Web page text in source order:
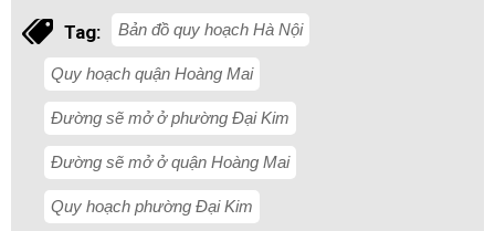
Tag: Bản đồ quy hoạch Hà Nội
Quy hoạch quận Hoàng Mai
Đường sẽ mở ở phường Đại Kim
Đường sẽ mở ở quận Hoàng Mai
Quy hoạch phường Đại Kim